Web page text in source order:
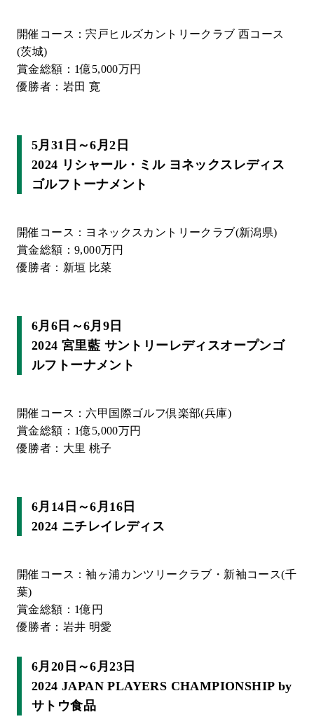
開催コース：宍戸ヒルズカントリークラブ 西コース
(茨城)
賞金総額：1億5,000万円
優勝者：岩田 寛
5月31日～6月2日
2024 リシャール・ミル ヨネックスレディス
ゴルフトーナメント
開催コース：ヨネックスカントリークラブ(新潟県)
賞金総額：9,000万円
優勝者：新垣 比菜
6月6日～6月9日
2024 宮里藍 サントリーレディスオープンゴ
ルフトーナメント
開催コース：六甲国際ゴルフ倶楽部(兵庫)
賞金総額：1億5,000万円
優勝者：大里 桃子
6月14日～6月16日
2024 ニチレイレディス
開催コース：袖ヶ浦カンツリークラブ・新袖コース(千
葉)
賞金総額：1億円
優勝者：岩井 明愛
6月20日～6月23日
2024 JAPAN PLAYERS CHAMPIONSHIP by
サトウ食品